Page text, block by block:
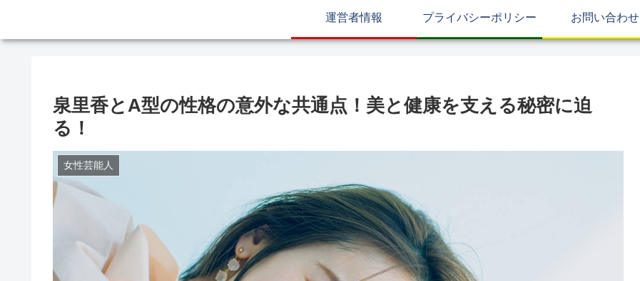
運営者情報 プライバシーポリシー お問い合わせ
泉里香とA型の性格の意外な共通点！美と健康を支える秘密に迫
る！
女性芸能人